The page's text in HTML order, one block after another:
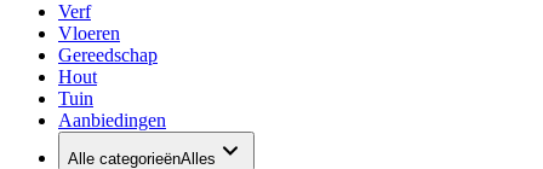
Verf
Vloeren
Gereedschap
Hout
Tuin
Aanbiedingen
Alle categorieënAlles